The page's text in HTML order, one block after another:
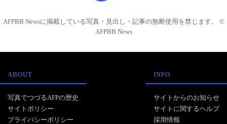
AFPBB Newsに掲載している写真・見出し・記事の無断使用を禁じます。 ©
AFPBB News
ABOUT
写真でつづるAFPの歴史
サイトポリシー
プライバシーポリシー
INFO
サイトからのお知らせ
サイトに関するヘルプ
採用情報